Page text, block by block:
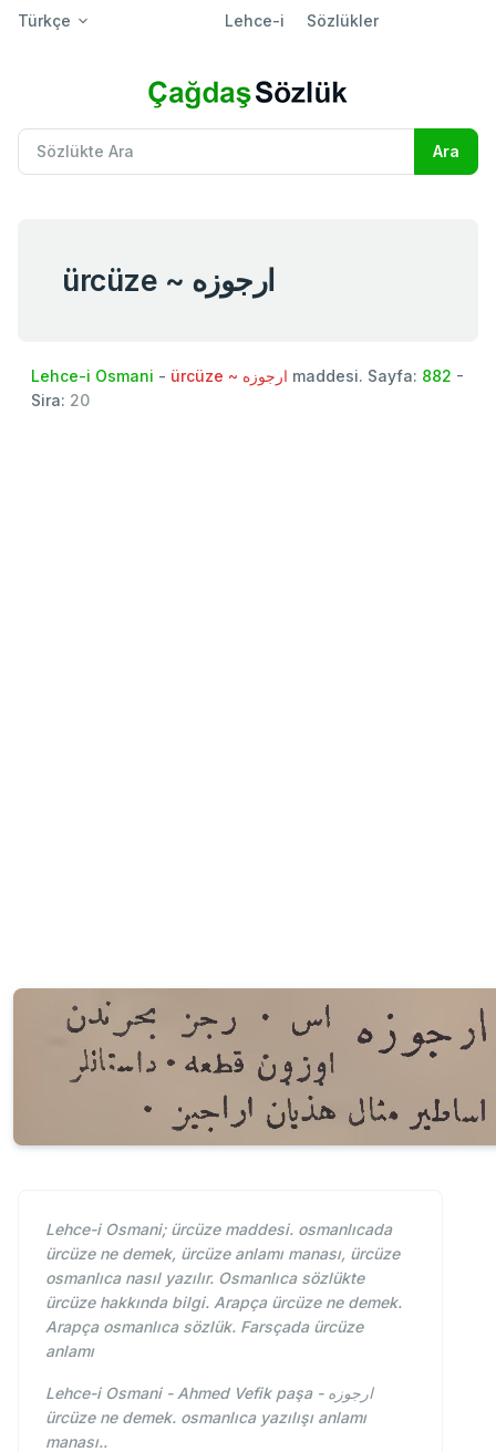
Türkçe Lehce-i Sözlükler
ürcüze ~ ارجوزه
Lehce-i Osmani - ürcüze ~ ارجوزه maddesi. Sayfa: 882 -
Sira: 20
Lehce-i Osmani; ürcüze maddesi. osmanlıcada
ürcüze ne demek, ürcüze anlamı manası, ürcüze
osmanlıca nasıl yazılır. Osmanlıca sözlükte
ürcüze hakkında bilgi. Arapça ürcüze ne demek.
Arapça osmanlıca sözlük. Farsçada ürcüze
anlamı
Lehce-i Osmani - Ahmed Vefik paşa - ارجوزه
ürcüze ne demek. osmanlıca yazılışı anlamı
manası..